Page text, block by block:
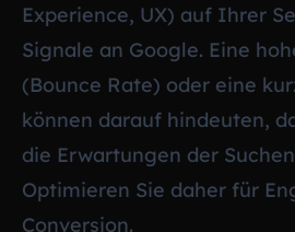
Experience, UX) auf Ihrer
Signale an Google. Eine
(Bounce Rate) oder eine
können darauf hindeuten,
die Erwartungen der
Optimieren Sie daher für
Conversion.